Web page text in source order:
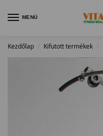
MENÜ
Kezdőlap / Kifutott termékek /